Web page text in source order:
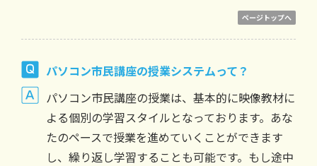
ページトップへ
パソコン市民講座の授業システムって？
パソコン市民講座の授業は、基本的に映像教材に
よる個別の学習スタイルとなっております。あな
たのペースで授業を進めていくことができます
し、繰り返し学習することも可能です。もし途中